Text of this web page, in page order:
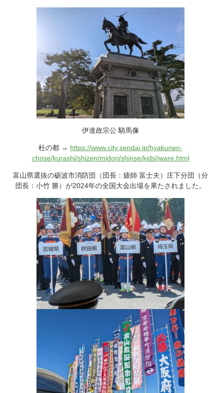
伊達政宗公 騎馬像
杜の都 → https://www.city.sendai.jp/hyakunen-
chose/kurashi/shizen/midori/shinse/kids/iware.html
富山県選抜の砺波市消防団（団長：瘧師 富士夫）庄下分団（分
団長：小竹 勝）が2024年の全国大会出場を果たされました。